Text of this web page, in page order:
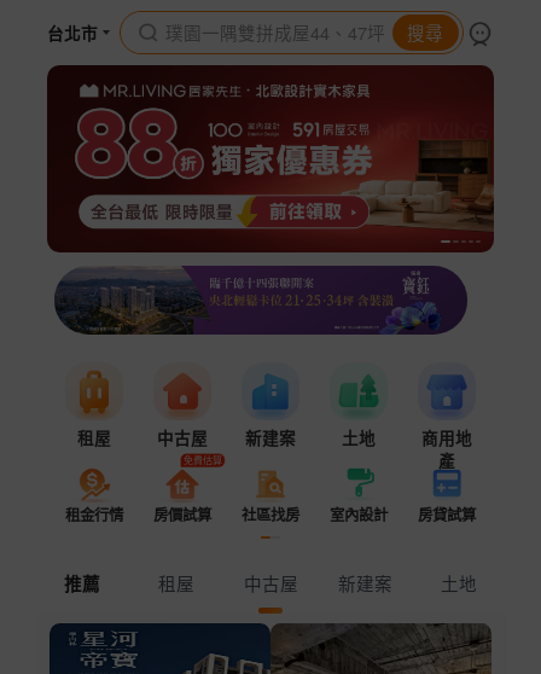
台北市 璞園一隅雙拼成屋44、47坪 搜尋
租屋 中古屋 新建案 土地
商用地
產
租金行情
免費估算
房價試算 社區找房 室內設計 房貸試算
推薦 租屋 中古屋 新建案 土地